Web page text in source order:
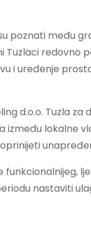
poznati među
Tuzlaci redovno
i uređenje
d.o.o. Tuzla
između lokalne
nastaviti